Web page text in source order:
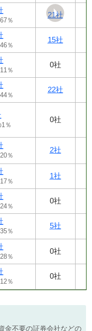
％
21社
％
15社
％
0社
％
22社
％
0社
％
2社
％
1社
％
0社
％
5社
％
0社
％
0社
金不要の証券会社などの